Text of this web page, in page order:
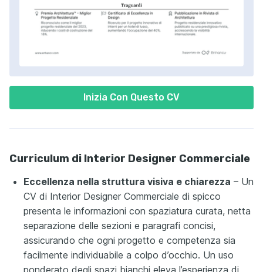
Inizia Con Questo CV
Curriculum di Interior Designer Commerciale
Eccellenza nella struttura visiva e chiarezza – Un
CV di Interior Designer Commerciale di spicco
presenta le informazioni con spaziatura curata, netta
separazione delle sezioni e paragrafi concisi,
assicurando che ogni progetto e competenza sia
facilmente individuabile a colpo d’occhio. Un uso